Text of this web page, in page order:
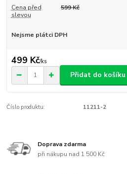
Cena před
slevou
599 Kč
Nejsme plátci DPH
499 Kč/ks
Přidat do košíku
Číslo produktu: 11211-2
Doprava zdarma
při nákupu nad 1 500 Kč